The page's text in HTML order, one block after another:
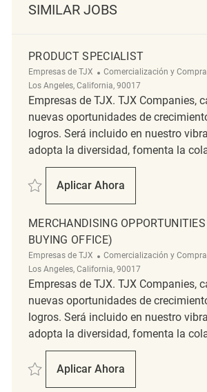
SIMILAR JOBS
PRODUCT SPECIALIST
Empresas de TJX Categoría
Comercialización y
Los Angeles, California, 90017
Empresas de TJX. TJX Companies,
nuevas oportunidades de
logros. Será incluido en nuestro
adopta la diversidad, fomenta la
Salvar Product Specialist REQ125144
Aplicar Ahora
Product Specialist
MERCHANDISING
BUYING OFFICE)
Empresas de TJX Categoría
Comercialización y
Los Angeles, California, 90017
Empresas de TJX. TJX Companies,
nuevas oportunidades de
logros. Será incluido en nuestro
adopta la diversidad, fomenta la
Salvar Merchandising Opportunities
Aplicar Ahora
Merchandising